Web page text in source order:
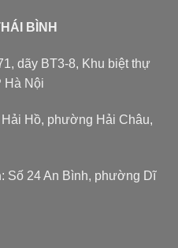
BÌNH
dãy BT3-8, Khu biệt thự
Hà Nội
Hải Hồ, phường Hải Châu,
: Số 24 An Bình, phường Dĩ